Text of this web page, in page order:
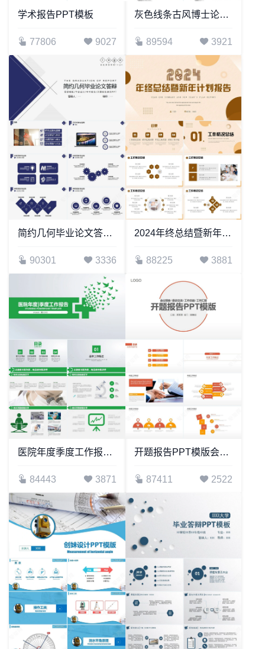
学术报告PPT模板
77806 9027
灰色线条古风博士论文毕业论文答辩PPT模板
89594 3921
简约几何毕业论文答辩毕业设计学术报告开题报告通用PPT
90301 3336
2024年终总结暨新年计划报告
88225 3881
医院年度季度工作报告PPT模板
84443 3871
开题报告PPT模版会议报告座谈交流工作总结工作汇报PPT模板
87411 2522